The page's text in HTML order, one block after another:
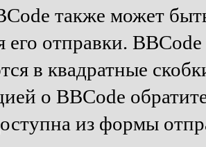
также может
его отправки.
в квадратные
о BBCode
из формы